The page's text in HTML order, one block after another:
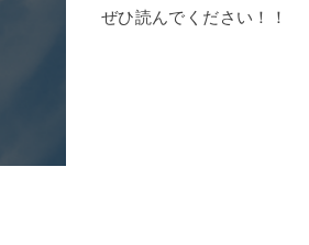
ぜひ読んでください！！